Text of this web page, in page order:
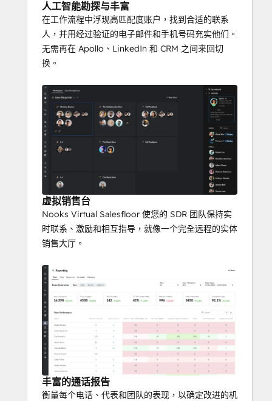
人工智能勘探与丰富
在工作流程中浮现高匹配度账户，找到合适的联系
人，并用经过验证的电子邮件和手机号码充实他们。
无需再在 Apollo、LinkedIn 和 CRM 之间来回切
换。
虚拟销售台
Nooks Virtual Salesfloor 使您的 SDR 团队保持实
时联系、激励和相互指导，就像一个完全远程的实体
销售大厅。
丰富的通话报告
衡量每个电话、代表和团队的表现，以确定改进的机